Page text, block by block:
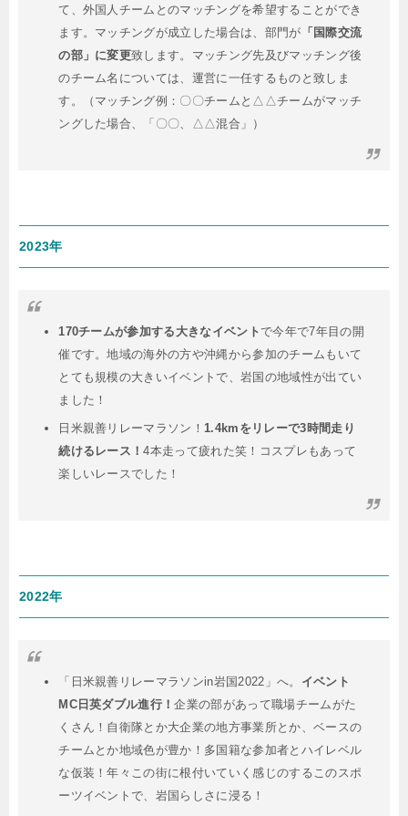
て、外国人チームとのマッチングを希望することができ
ます。マッチングが成立した場合は、部門が 「国際交流
の部」に変更致します。マッチング先及びマッチング後
のチーム名については、運営に一任するものと致しま
す。（マッチング例：〇〇チームと△△チームがマッチ
ングした場合、「〇〇、△△混合」）
2023年
170チームが参加する大きなイベント で今年で7年目の開
催です。地域の海外の方や沖縄から参加のチームもいて
とても規模の大きいイベントで、岩国の地域性が出てい
ました！
日米親善リレーマラソン！ 1.4kmをリレーで3時間走り
続けるレース！4本走って疲れた笑！コスプレもあって
楽しいレースでした！
2022年
「日米親善リレーマラソンin岩国2022」へ。 イベント
MC日英ダブル進行！企業の部があって職場チームがた
くさん！自衛隊とか大企業の地方事業所とか、ベースの
チームとか地域色が豊か！多国籍な参加者とハイレベル
な仮装！年々この街に根付いていく感じのするこのスポ
ーツイベントで、岩国らしさに浸る！